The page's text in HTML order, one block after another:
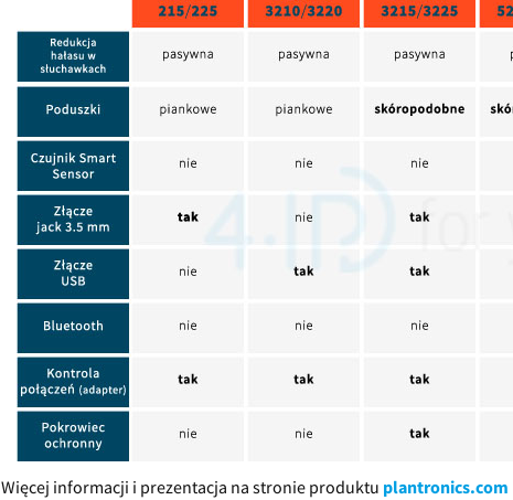
Więcej informacji i prezentacja na stronie produktu plantronics.com